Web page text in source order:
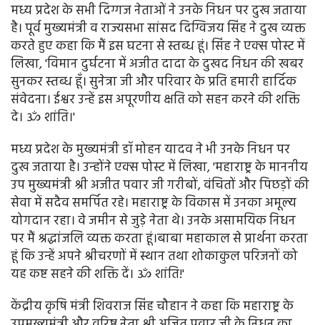
मध्य प्रदेश के सभी दिग्गज नेताओं ने उनके निधन पर दुख जताया
है। पूर्व मुख्यमंत्री व राज्यसभा सांसद दिग्विजय सिंह ने दुख व्यक्त
करते हुए कहा कि मैं इस घटना से स्तब्ध हूं। सिंह ने एक्स पोस्ट में
लिखा, 'विमान दुर्घटना में अजीत दादा के दुखद निधन की खबर
सुनकर स्तब्ध हूँ। सुनेत्रा जी और परिवार के प्रति हमारी हार्दिक
संवेदना। ईश्वर उन्हें इस अपूरणीय क्षति को सहन करने की शक्ति
दे। ॐ शांति।'
मध्य प्रदेश के मुख्यमंत्री डॉ मोहन यादव ने भी उनके निधन पर
दुख जताया है। उन्होंने एक्स पोस्ट में लिखा, 'महाराष्ट्र के माननीय
उप मुख्यमंत्री श्री अजीत पवार जी गरीबों, वंचितों और पिछड़ों की
सेवा में सदैव समर्पित रहे। महाराष्ट्र के विकास में उनका अमूल्य
योगदान रहा। वे जमीन से जुड़े नेता थे। उनके असामयिक निधन
पर मैं श्रद्धांजलि व्यक्त करता हूं।बाबा महाकाल से प्रार्थना करता
हूं कि उन्हें अपने श्रीचरणों में स्थान तथा शोकाकुल परिजनों को
यह कष्ट सहने की शक्ति दें। ॐ शांति!'
केंद्रीय कृषि मंत्री शिवराज सिंह चौहान ने कहा कि महाराष्ट्र के